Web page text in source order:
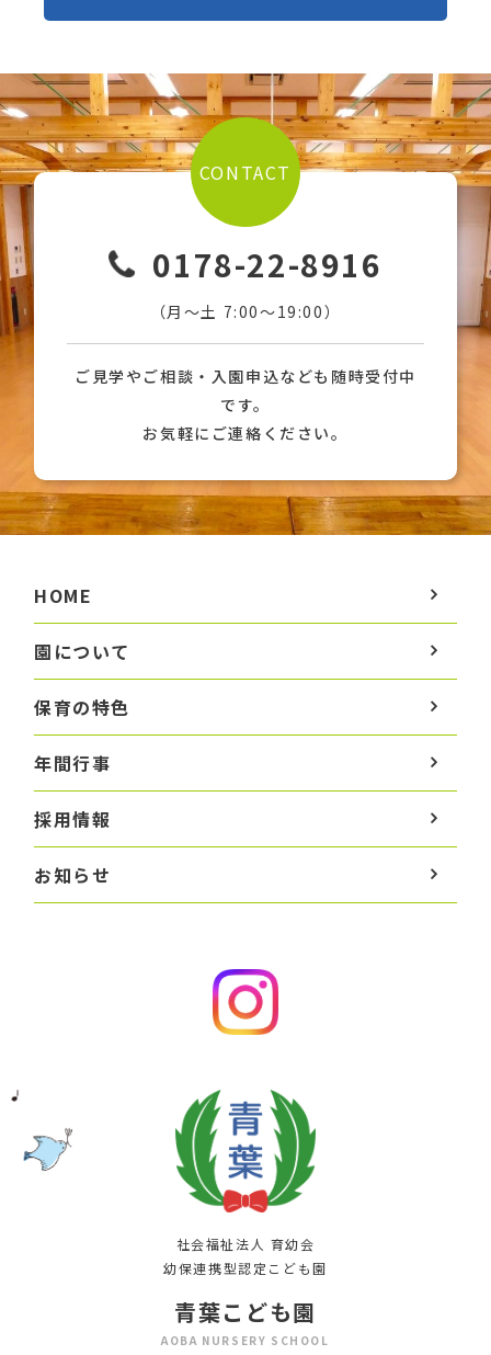
CONTACT
0178-22-8916
（月〜土 7:00〜19:00）
ご見学やご相談・入園申込なども随時受付中
です。
お気軽にご連絡ください。
HOME
園について
保育の特色
年間行事
採用情報
お知らせ
社会福祉法人 育幼会
幼保連携型認定こども園
青葉こども園
AOBA NURSERY SCHOOL